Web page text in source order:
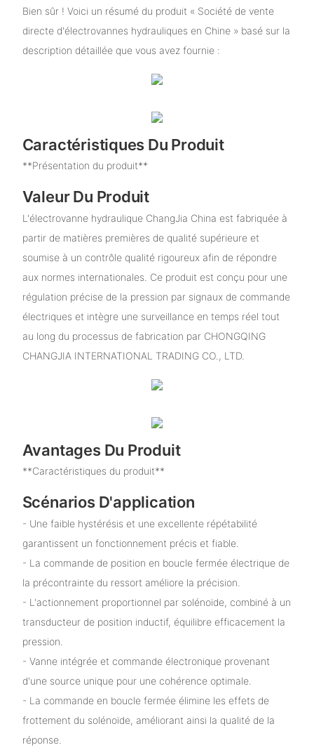
Bien sûr ! Voici un résumé du produit « Société de vente
directe d'électrovannes hydrauliques en Chine » basé sur la
description détaillée que vous avez fournie :
Caractéristiques Du Produit
**Présentation du produit**
Valeur Du Produit
L'électrovanne hydraulique ChangJia China est fabriquée à
partir de matières premières de qualité supérieure et
soumise à un contrôle qualité rigoureux afin de répondre
aux normes internationales. Ce produit est conçu pour une
régulation précise de la pression par signaux de commande
électriques et intègre une surveillance en temps réel tout
au long du processus de fabrication par CHONGQING
CHANGJIA INTERNATIONAL TRADING CO., LTD.
Avantages Du Produit
**Caractéristiques du produit**
Scénarios D'application
- Une faible hystérésis et une excellente répétabilité
garantissent un fonctionnement précis et fiable.
- La commande de position en boucle fermée électrique de
la précontrainte du ressort améliore la précision.
- L'actionnement proportionnel par solénoïde, combiné à un
transducteur de position inductif, équilibre efficacement la
pression.
- Vanne intégrée et commande électronique provenant
d'une source unique pour une cohérence optimale.
- La commande en boucle fermée élimine les effets de
frottement du solénoïde, améliorant ainsi la qualité de la
réponse.